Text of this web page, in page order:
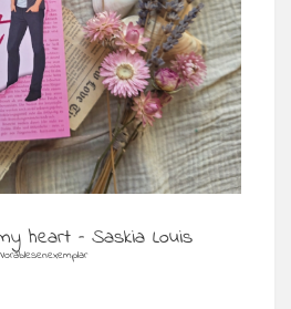
heart – Saskia Louis
Vorablesenexemplar